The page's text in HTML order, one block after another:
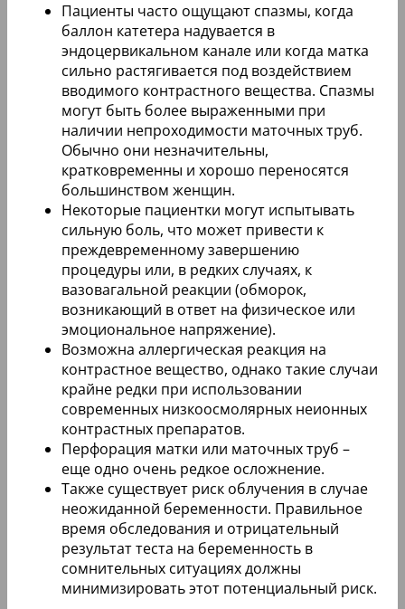
Пациенты часто ощущают спазмы, когда
баллон катетера надувается в
эндоцервикальном канале или когда матка
сильно растягивается под воздействием
вводимого контрастного вещества. Спазмы
могут быть более выраженными при
наличии непроходимости маточных труб.
Обычно они незначительны,
кратковременны и хорошо переносятся
большинством женщин.
Некоторые пациентки могут испытывать
сильную боль, что может привести к
преждевременному завершению
процедуры или, в редких случаях, к
вазовагальной реакции (обморок,
возникающий в ответ на физическое или
эмоциональное напряжение).
Возможна аллергическая реакция на
контрастное вещество, однако такие случаи
крайне редки при использовании
современных низкоосмолярных неионных
контрастных препаратов.
Перфорация матки или маточных труб –
еще одно очень редкое осложнение.
Также существует риск облучения в случае
неожиданной беременности. Правильное
время обследования и отрицательный
результат теста на беременность в
сомнительных ситуациях должны
минимизировать этот потенциальный риск.